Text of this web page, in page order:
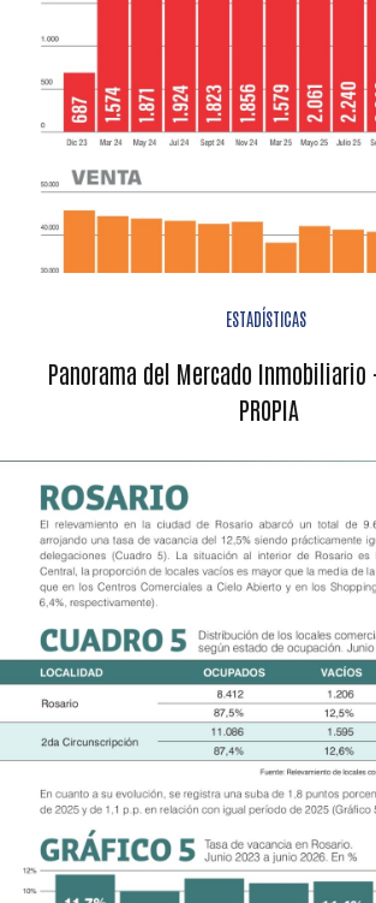
ESTADÍSTICAS
Panorama del Mercado Inmobiliario
PROPIA